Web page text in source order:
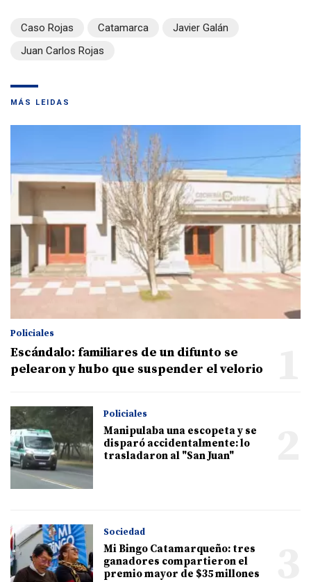
Caso Rojas Catamarca
Javier Galán
Juan Carlos Rojas
MÁS LEIDAS
Policiales
Escándalo: familiares de un difunto se
pelearon y hubo que suspender el velorio
Policiales
Manipulaba una escopeta y se
disparó accidentalmente: lo
trasladaron al "San Juan"
Sociedad
Mi Bingo Catamarqueño: tres
ganadores compartieron el
premio mayor de $35 millones